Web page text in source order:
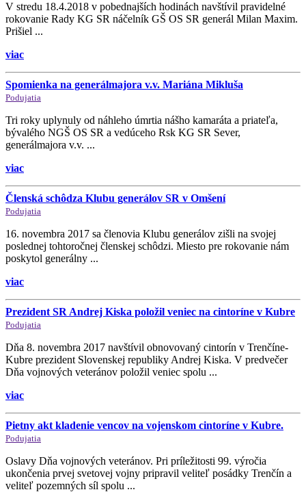
V stredu 18.4.2018 v pobednajších hodinách navštívil pravidelné
rokovanie Rady KG SR náčelník GŠ OS SR generál Milan Maxim.
Prišiel ...
viac
Spomienka na generálmajora v.v. Mariána Mikluša
Podujatia
Tri roky uplynuly od náhleho úmrtia nášho kamaráta a priateľa,
bývalého NGŠ OS SR a vedúceho Rsk KG SR Sever,
generálmajora v.v. ...
viac
Členská schôdza Klubu generálov SR v Omšení
Podujatia
16. novembra 2017 sa členovia Klubu generálov zišli na svojej
poslednej tohtoročnej členskej schôdzi. Miesto pre rokovanie nám
poskytol generálny ...
viac
Prezident SR Andrej Kiska položil veniec na cintoríne v Kubre
Podujatia
Dňa 8. novembra 2017 navštívil obnovovaný cintorín v Trenčíne-
Kubre prezident Slovenskej republiky Andrej Kiska. V predvečer
Dňa vojnových veteránov položil veniec spolu ...
viac
Pietny akt kladenie vencov na vojenskom cintoríne v Kubre.
Podujatia
Oslavy Dňa vojnových veteránov. Pri príležitosti 99. výročia
ukončenia prvej svetovej vojny pripravil veliteľ posádky Trenčín a
veliteľ pozemných síl spolu ...